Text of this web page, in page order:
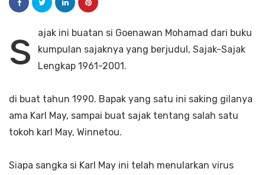
s
ajak ini buatan si Goenawan Mohamad dari buku
kumpulan sajaknya yang berjudul, Sajak-Sajak
Lengkap 1961-2001.
di buat tahun 1990. Bapak yang satu ini saking gilanya
ama Karl May, sampai buat sajak tentang salah satu
tokoh karl May, Winnetou.
Siapa sangka si Karl May ini telah menularkan virus